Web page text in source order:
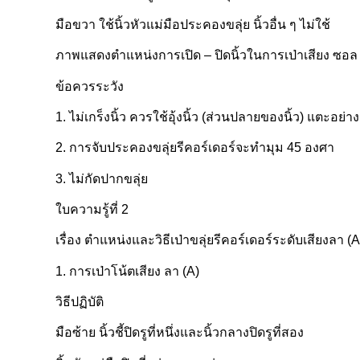
มือขวา ใช้นิ้วหัวแม่มือประคองขลุ่ย นิ้วอื่น ๆ ไม่ใช้
ภาพแสดงตำแหน่งการเปิด – ปิดนิ้วในการเป่าเสียง ซอล
ข้อควรระวัง
1. ไม่เกร็งนิ้ว ควรใช้อุ้งนิ้ว (ส่วนปลายของนิ้ว) แตะอย่า
2. การจับประคองขลุ่ยรีคอร์เดอร์จะทำมุม 45 องศา
3. ไม่กัดปากขลุ่ย
ใบความรู้ที่ 2
เรื่อง ตำแหน่งและวิธีเป่าขลุ่ยรีคอร์เดอร์ระดับเสียงลา
1. การเป่าโน้ตเสียง ลา (A)
วิธีปฏิบัติ
มือซ้าย นิ้วชี้ปิดรูที่หนึ่งและนิ้วกลางปิดรูที่สอง